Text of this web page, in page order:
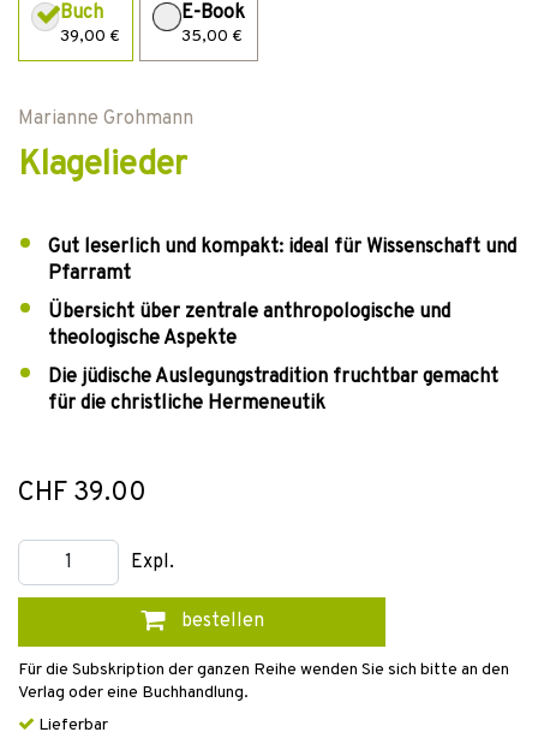
Buch
39,00 €
E-Book
35,00 €
Marianne Grohmann
Klagelieder
Gut leserlich und kompakt: ideal für Wissenschaft und
Pfarramt
Übersicht über zentrale anthropologische und
theologische Aspekte
Die jüdische Auslegungstradition fruchtbar gemacht
für die christliche Hermeneutik
CHF 39.00
Expl.
bestellen
Für die Subskription der ganzen Reihe wenden Sie sich bitte an den
Verlag oder eine Buchhandlung.
Lieferbar